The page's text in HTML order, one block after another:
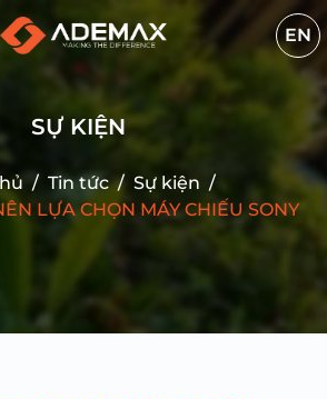
EN
SỰ KIỆN
/ Tin tức / Sự kiện /
LỰA CHỌN MÁY CHIẾU SONY